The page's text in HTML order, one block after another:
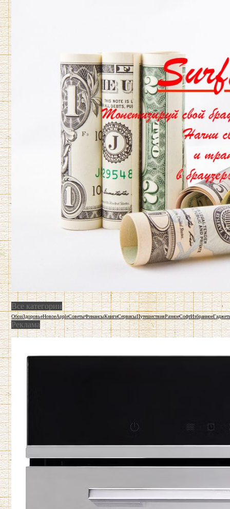
Все категории
ОбоиЗдоровьеНовоеAppleСоветыФинансыКнигиСервисыПутешествияРазноеСофтИзбранное
Реклама